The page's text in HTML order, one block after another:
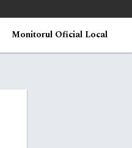
Monitorul Oficial Local